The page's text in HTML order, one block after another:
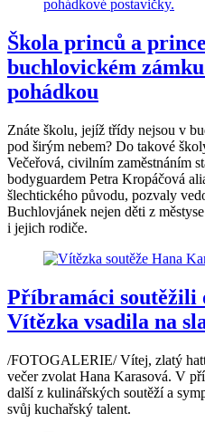
Škola princů a
buchlovickém
pohádkou
Znáte školu, jejíž třídy nejsou v
pod širým nebem? Do takové
Večeřová, civilním zaměstnáním
bodyguardem Petra Kropáčová
šlechtického původu, pozvaly
Buchlovjánek nejen děti z
i jejich rodiče.
Příbramáci soutěžili
Vítězka vsadila na
/FOTOGALERIE/ Vítej, zlatý
večer zvolat Hana Karasová. V
další z kulinářských soutěží a
svůj kuchařský talent.